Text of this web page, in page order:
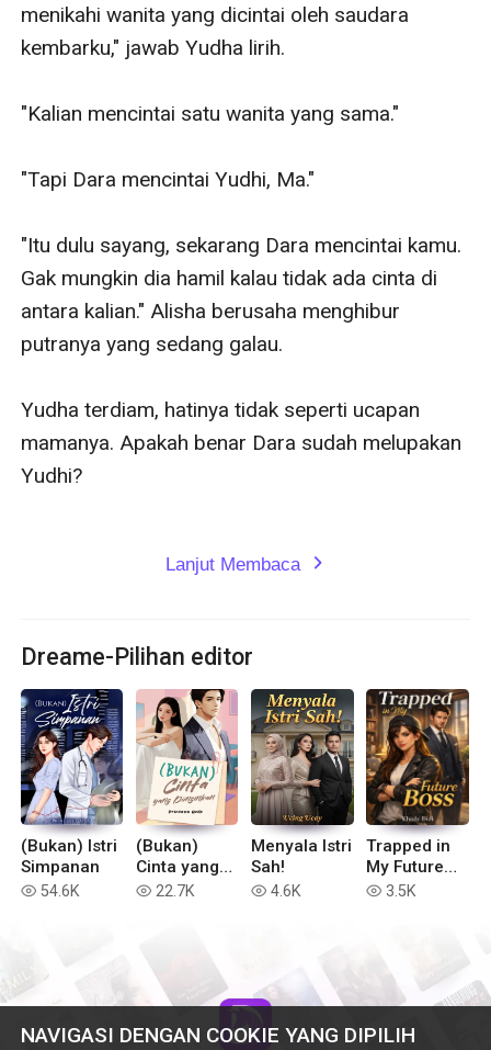
NAVIGASI DENGAN COOKIE YANG DIPILIH
menikahi wanita yang dicintai oleh saudara
kembarku," jawab Yudha lirih.
"Kalian mencintai satu wanita yang sama."
"Tapi Dara mencintai Yudhi, Ma."
"Itu dulu sayang, sekarang Dara mencintai kamu.
Gak mungkin dia hamil kalau tidak ada cinta di
antara kalian." Alisha berusaha menghibur
putranya yang sedang galau.
Yudha terdiam, hatinya tidak seperti ucapan
mamanya. Apakah benar Dara sudah melupakan
Yudhi?
Lanjut Membaca expand_more
Dreame-Pilihan editor
(Bukan) Istri
Simpanan
read 54.6K
(Bukan)
Cinta yang
Diinginkan
read 22.7K
Menyala Istri
Sah!
read 4.6K
Trapped in
My Future
Boss
read 3.5K